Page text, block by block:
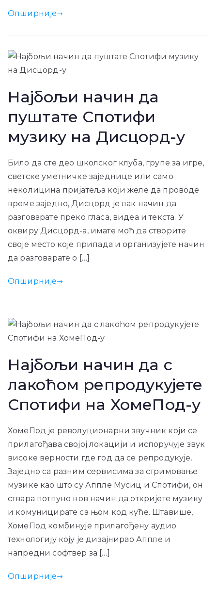
Опширније
Најбољи начин да
пуштате Спотифи
музику на Дисцорд-у
Било да сте део школског клуба, групе за игре,
светске уметничке заједнице или само
неколицина пријатеља који желе да проводе
време заједно, Дисцорд је лак начин да
разговарате преко гласа, видеа и текста. У
оквиру Дисцорд-а, имате моћ да створите
своје место које припада и организујете начин
да разговарате о […]
Опширније
Најбољи начин да с
лакоћом репродукујете
Спотифи на ХомеПод-у
ХомеПод је револуционарни звучник који се
прилагођава својој локацији и испоручује звук
високе верности где год да се репродукује.
Заједно са разним сервисима за стримовање
музике као што су Аппле Мусиц и Спотифи, он
ствара потпуно нов начин да откријете музику
и комуницирате са њом код куће. Штавише,
ХомеПод комбинује прилагођену аудио
технологију коју је дизајнирао Аппле и
напредни софтвер за […]
Опширније